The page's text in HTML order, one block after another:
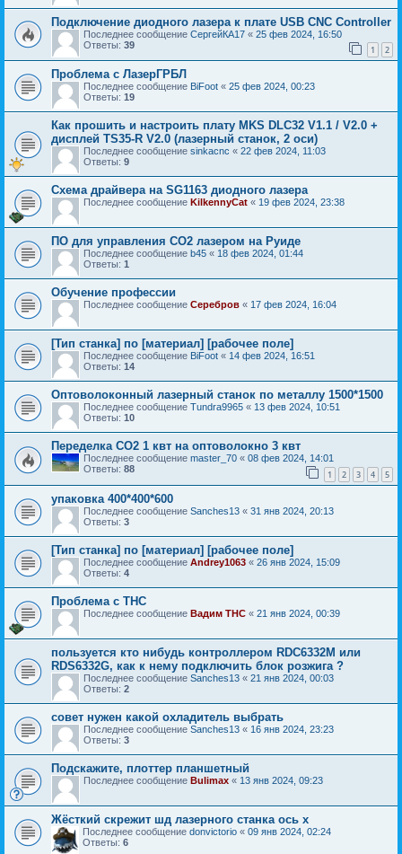
Подключение диодного лазера к плате USB CNC Controller
Последнее сообщение СергейКА17 « 25 фев 2024, 16:50
Ответы: 39 1 2
Проблема с ЛазерГРБЛ
Последнее сообщение BiFoot « 25 фев 2024, 00:23
Ответы: 19
Как прошить и настроить плату MKS DLC32 V1.1 / V2.0 +
дисплей TS35-R V2.0 (лазерный станок, 2 оси)
Последнее сообщение sinkacnc « 22 фев 2024, 11:03
Ответы: 9
Схема драйвера на SG1163 диодного лазера
Последнее сообщение KilkennyCat « 19 фев 2024, 23:38
ПО для управления СО2 лазером на Руиде
Последнее сообщение b45 « 18 фев 2024, 01:44
Ответы: 1
Обучение профессии
Последнее сообщение Серебров « 17 фев 2024, 16:04
[Тип станка] по [материал] [рабочее поле]
Последнее сообщение BiFoot « 14 фев 2024, 16:51
Ответы: 14
Оптоволоконный лазерный станок по металлу 1500*1500
Последнее сообщение Tundra9965 « 13 фев 2024, 10:51
Ответы: 10
Переделка CO2 1 квт на оптоволокно 3 квт
Последнее сообщение master_70 « 08 фев 2024, 14:01
Ответы: 88 1 2 3 4 5
упаковка 400*400*600
Последнее сообщение Sanches13 « 31 янв 2024, 20:13
Ответы: 3
[Тип станка] по [материал] [рабочее поле]
Последнее сообщение Andrey1063 « 26 янв 2024, 15:09
Ответы: 4
Проблема с THC
Последнее сообщение Вадим THC « 21 янв 2024, 00:39
пользуется кто нибудь контроллером RDC6332M или
RDS6332G, как к нему подключить блок розжига ?
Последнее сообщение Sanches13 « 21 янв 2024, 00:03
Ответы: 2
совет нужен какой охладитель выбрать
Последнее сообщение Sanches13 « 16 янв 2024, 23:23
Ответы: 3
Подскажите, плоттер планшетный
Последнее сообщение Bulimax « 13 янв 2024, 09:23
Жёсткий скрежит шд лазерного станка ось х
Последнее сообщение donvictorio « 09 янв 2024, 02:24
Ответы: 6